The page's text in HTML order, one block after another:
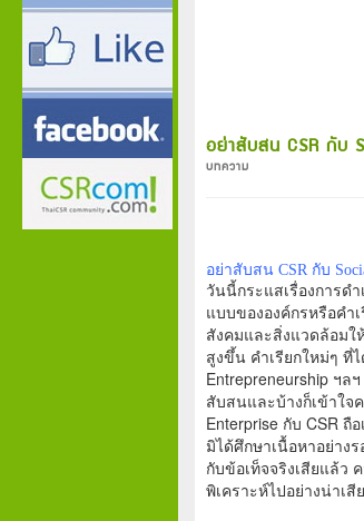
อย่าสับสน CSR กับ
บทความ
อย่าสับสน CSR กับ
วันนี้กระแสเรื่องการด
แบบขององค์กรหรือคำ
สังคมและสิ่งแวดล้อม
สูงขึ้น คำเรียกใหม่ๆ ที่
Entrepreneurship ฯล
สับสนและบ้างก็เข้าใจ
Enterprise กับ CSR ถื
มิได้ศึกษาเนื้อหาอย่างร
กับข้อเท็จจริงเสียแล้ว
พิเคราะห์ไปอย่างน่าเสี